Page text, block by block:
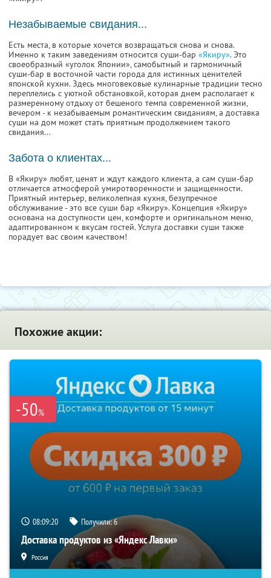
Незабываемые свидания...
Есть места, в которые хочется возвращаться снова и снова.
Именно к таким заведениям относится суши-бар «Якиру». Это
своеобразный «уголок Японии», самобытный и гармоничный
суши-бар в восточной части города для истинных ценителей
японской кухни. Здесь многовековые кулинарные традиции тесно
переплелись с уютной обстановкой, которая днем располагает к
размеренному отдыху от бешеного темпа современной жизни,
вечером - к незабываемым романтическим свиданиям, а доставка
суши на дом может стать приятным продолжением такого
свидания...
Забота о клиентах...
В «Якиру» любят, ценят и ждут каждого клиента, а сам суши-бар
отличается атмосферой умиротворенности и защищенности.
Приятный интерьер, великолепная кухня, безупречное
обслуживание - это все суши бар «Якиру». Концепция «Якиру»
основана на доступности цен, комфорте и оригинальном меню,
адаптированном к вкусам гостей. Услуга доставки суши также
порадует вас своим качеством!
Похожие акции:
-50%
08:09:19 Получили:6
Доставка продуктов из «Яндекс Лавки»
Россия